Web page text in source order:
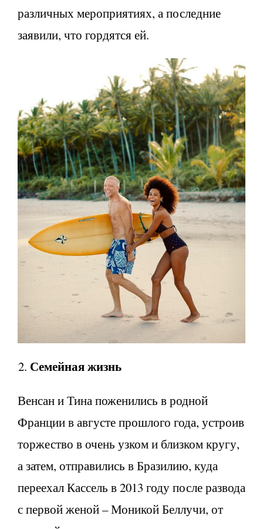
различных мероприятиях, а последние
заявили, что гордятся ей.
Семейная жизнь
Венсан и Тина поженились в родной
Франции в августе прошлого года, устроив
торжество в очень узком и близком кругу,
а затем, отправились в Бразилию, куда
переехал Кассель в 2013 году после развода
с первой женой – Моникой Беллучи, от